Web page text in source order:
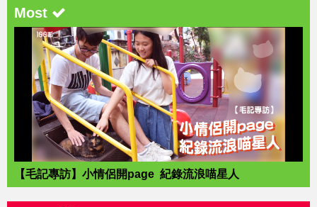
Most
【毛記專訪】小情侶開page 紀錄流浪喵星人